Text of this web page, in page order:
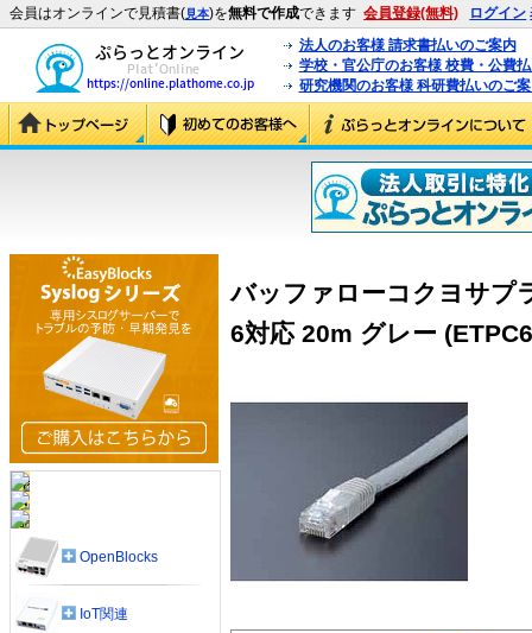
会員はオンラインで見積書(見本)を無料で作成できます 会員登録(無料) ログイン
法人のお客様 請求書払いのご案内
学校・官公庁のお客様 校費・公費
研究機関のお客様 科研費払いのご
バッファローコクヨサプ
6対応 20m グレー
OpenBlocks
IoT関連